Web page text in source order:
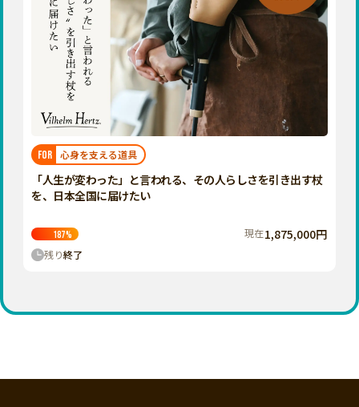
山形
福島
関東
千葉
神奈川
石川
奈良
和歌山
島根 岡山 広島 山口
愛媛 高知
九州・沖縄
福岡 佐賀 長崎
宮崎
鹿児島 沖縄
FOR 心身を支える道具
「人生が変わった」と言われる、その人らしさを引き出す杖
を、日本全国に届けたい
187% 現在1,875,000円
残り終了